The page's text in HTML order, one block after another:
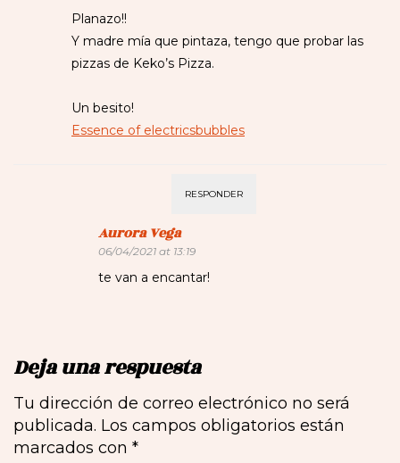
Planazo!!
Y madre mía que pintaza, tengo que probar las
pizzas de Keko’s Pizza.
Un besito!
Essence of electricsbubbles
RESPONDER
Aurora Vega
06/04/2021 at 13:19
te van a encantar!
Deja una respuesta
Tu dirección de correo electrónico no será
publicada. Los campos obligatorios están
marcados con *